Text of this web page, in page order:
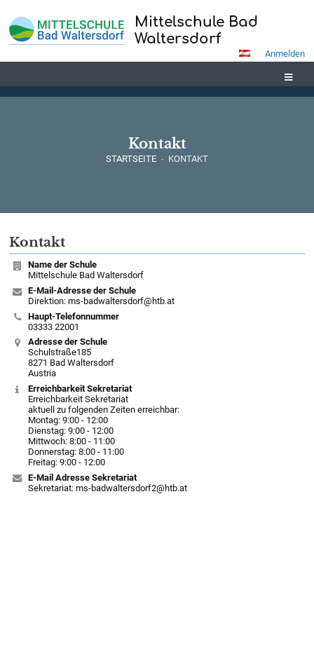
Mittelschule Bad
Waltersdorf
Anmelden
Kontakt
STARTSEITE - KONTAKT
Kontakt
Kontakt
Name der Schule
Mittelschule Bad Waltersdorf
E-Mail-Adresse der Schule
Direktion: ms-badwaltersdorf@htb.at
Haupt-Telefonnummer
03333 22001
Adresse der Schule
Schulstraße185
8271 Bad Waltersdorf
Austria
Erreichbarkeit Sekretariat
Erreichbarkeit Sekretariat
aktuell zu folgenden Zeiten erreichbar:
Montag: 9:00 - 12:00
Dienstag: 9:00 - 12:00
Mittwoch: 8:00 - 11:00
Donnerstag: 8:00 - 11:00
Freitag: 9:00 - 12:00
E-Mail Adresse Sekretariat
Sekretariat: ms-badwaltersdorf2@htb.at